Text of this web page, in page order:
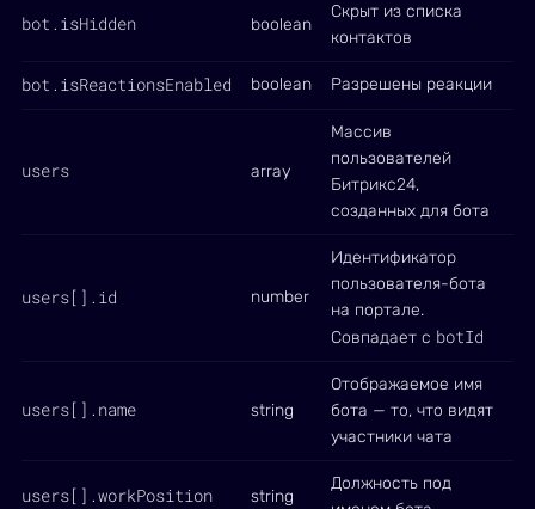
bot.isHidden boolean
Скрыт из списка
контактов
bot.isReactionsEnabled boolean Разрешены реакции
users array
Массив
пользователей
Битрикс24,
созданных для бота
users[].id number
Идентификатор
пользователя-бота
на портале.
Совпадает с botId
users[].name string
Отображаемое имя
бота — то, что видят
участники чата
users[].workPosition string
Должность под